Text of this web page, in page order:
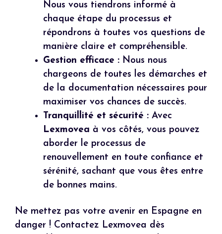
Nous vous tiendrons informé à
chaque étape du processus et
répondrons à toutes vos questions de
manière claire et compréhensible.
Gestion efficace : Nous nous
chargeons de toutes les démarches et
de la documentation nécessaires pour
maximiser vos chances de succès.
Tranquillité et sécurité : Avec
Lexmovea à vos côtés, vous pouvez
aborder le processus de
renouvellement en toute confiance et
sérénité, sachant que vous êtes entre
de bonnes mains.
Ne mettez pas votre avenir en Espagne en
danger ! Contactez Lexmovea dès